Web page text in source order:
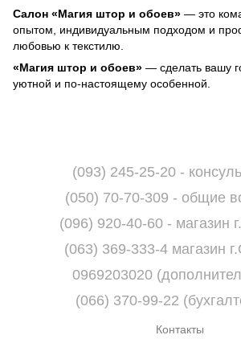
Салон «Магия штор и обоев» — это
опытом, индивидуальным подходом и
любовью к текстилю.
«Магия штор и обоев» — сделать вашу
уютной и по-настоящему особенной.
(093) 245-25-20 -
(050) 70-70-309 - общие
(096) 920-40-60 - магазин
(063) 369-333-4 магазин
0969203020
(066) 370-99-22
Контакты